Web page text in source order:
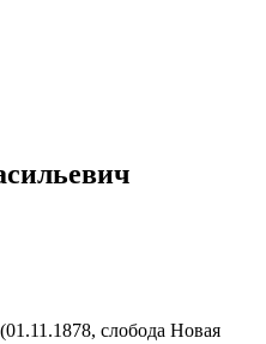
(01.11.1878, слобода Новая